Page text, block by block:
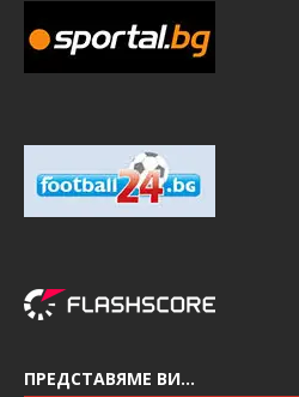
ПРЕДСТАВЯМЕ ВИ…